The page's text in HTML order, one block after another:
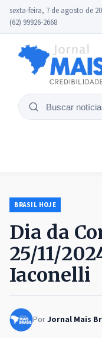
sexta-feira, 7 de agosto de
(62) 99926-2668
Buscar
BRASIL HOJE
Dia da
25/11/
Iaconelli
PorJornal Mais